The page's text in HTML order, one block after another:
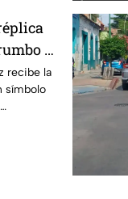
a
recibe la
símbolo